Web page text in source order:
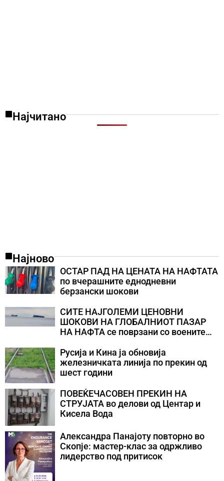
Најчитано
Најново
ОСТАР ПАД НА ЦЕНАТА НА НАФТАТА
по вчерашните еднодневни
берзански шокови
СИТЕ НАЈГОЛЕМИ ЦЕНОВНИ
ШОКОВИ НА ГЛОБАЛНИОТ ПАЗАР
НА НАФТА се поврзани со воените
Русија и Кина ја обновија
железничката линија по прекин од
шест години
ПОВЕЌЕЧАСОВЕН ПРЕКИН НА
СТРУЈАТА во делови од Центар и
Кисела Вода
Александра Панајоту повторно во
Скопје: мастер-клас за одржливо
лидерство под притисок